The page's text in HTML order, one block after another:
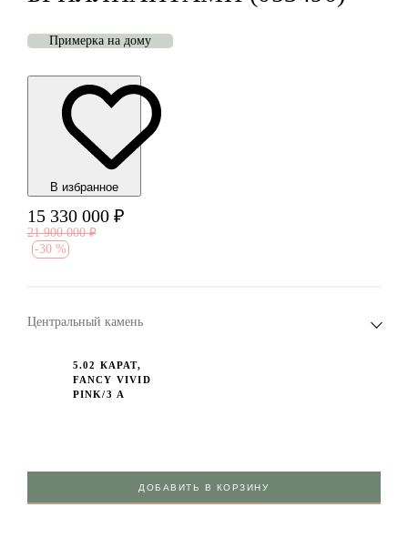
Примерка на дому
В избранноe
15 330 000 ₽
21 900 000 ₽
-30 %
Центральный камень
5.02 КАРАТ,
FANCY VIVID
PINK/3 А
ДОБАВИТЬ В КОРЗИНУ